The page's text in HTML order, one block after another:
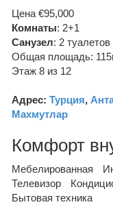
Цена €95,000
Комнаты: 2+1
Санузел: 2 туалетов
Общая площадь:
Этаж 8 из 12
Адрес: Турция,
Махмутлар
Комфорт
Мебелированная
Телевизор
Бытовая техника